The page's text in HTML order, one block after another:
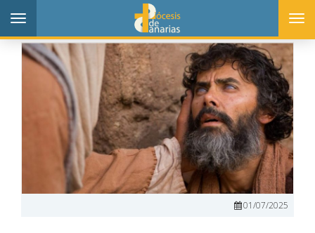
Toggle
navigation
01/07/2025